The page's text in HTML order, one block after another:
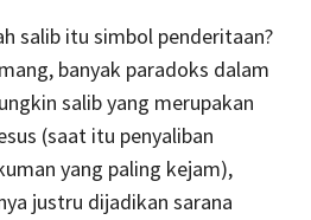
salib itu simbol penderitaan?
banyak paradoks dalam
salib yang merupakan
(saat itu penyaliban
yang paling kejam),
justru dijadikan sarana